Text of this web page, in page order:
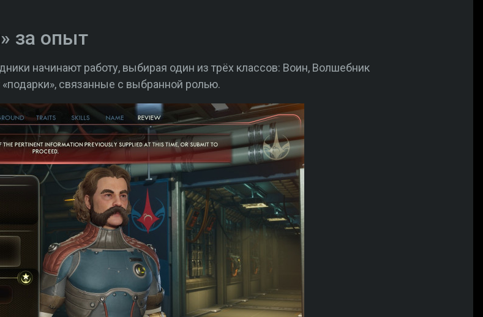
за опыт
начинают работу, выбирая один из трёх классов: Воин, Волшебник
связанные с выбранной ролью.